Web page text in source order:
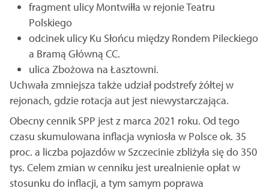
fragment ulicy Montwiłła w rejonie Teatru
Polskiego
odcinek ulicy Ku Słońcu między Rondem Pileckiego
a Bramą Główną CC.
ulica Zbożowa na Łasztowni.
Uchwała zmniejsza także udział podstrefy żółtej w
rejonach, gdzie rotacja aut jest niewystarczająca.
Obecny cennik SPP jest z marca 2021 roku. Od tego
czasu skumulowana inflacja wyniosła w Polsce ok. 35
proc. a liczba pojazdów w Szczecinie zbliżyła się do 350
tys. Celem zmian w cenniku jest urealnienie opłat w
stosunku do inflacji, a tym samym poprawa